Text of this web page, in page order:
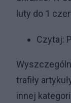
luty do 1
Czytaj:
trafiły
innej